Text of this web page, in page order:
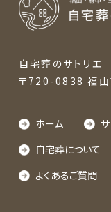
自宅葬のサトリエ
〒720-0838 福
ホーム
自宅葬について
よくあるご質問